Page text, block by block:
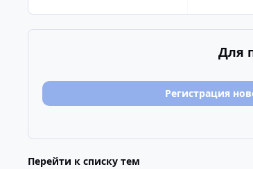
Для
Регистрация
Перейти к списку тем